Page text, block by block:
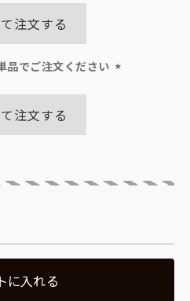
注文する
品でご注文ください
注文する
に入れる